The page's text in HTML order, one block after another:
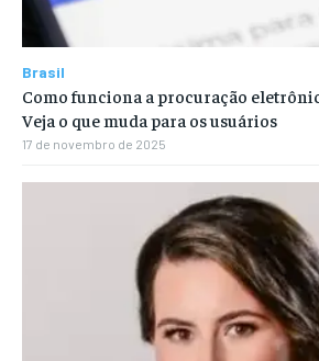
Brasil
Como funciona a procuração
Veja o que muda para os usuários
17 de novembro de 2025